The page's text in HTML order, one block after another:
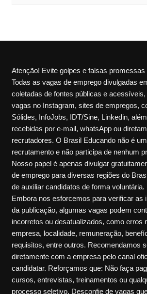
Atenção! Evite golpes e falsas promessas
Todas as vagas de emprego divulgadas
coletadas de fontes públicas e
vagas no Instagram, sites de empregos,
Sólides, InfoJobs, IDT/Sine, Linkedin,
recebidas por e-mail, whatsApp ou
recrutadores. O Brasil Educando não é
recrutamento e não participa de nenhum
Nosso papel é apenas divulgar
de emprego para diversas regiões do
de auxiliar candidatos de forma voluntária.
Embora nos esforcemos para verificar as
da publicação, algumas vagas podem
incorretos ou desatualizados, como erros
empresa, localidade, remuneração,
requisitos, entre outros. Recomendamos
diretamente com a empresa pelo canal
candidatar. Reforçamos que: Não faça
cursos, entrevistas, treinamentos ou
processo seletivo. Desconfie de vagas